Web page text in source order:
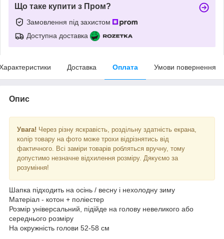
Що таке купити з Пром?
Замовлення під захистом
Доступна доставка
Доставка Оплата Умови повернення
Опис
Увага! Через різну яскравість, роздільну здатність екрана,
колір товару на фото може трохи відрізнятись від
фактичного. Всі заміри товарів робляться вручну, тому
допустимо незначне відхилення розміру. Дякуємо за
розуміння!
Шапка підходить на осінь / весну і нехолодну зиму
Матеріал - котон + поліестер
Розмір універсальний, підійде на голову невеликого або
середнього розміру
На окружність голови 52-58 см